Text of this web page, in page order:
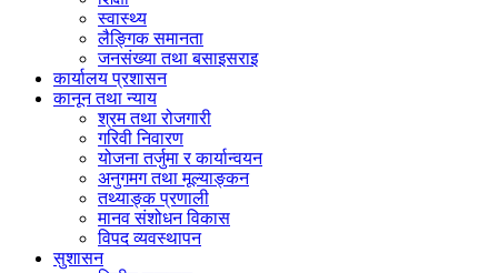
स्वास्थ्य
लैङ्गिक समानता
जनसंख्या तथा बसाइसराइ
कार्यालय प्रशासन
कानून तथा न्याय
श्रम तथा रोजगारी
गरिवी निवारण
योजना तर्जुमा र कार्यान्वयन
अनुगमग तथा मूल्याङ्कन
तथ्याङ्क प्रणाली
मानव संशोधन विकास
विपद व्यवस्थापन
सुशासन